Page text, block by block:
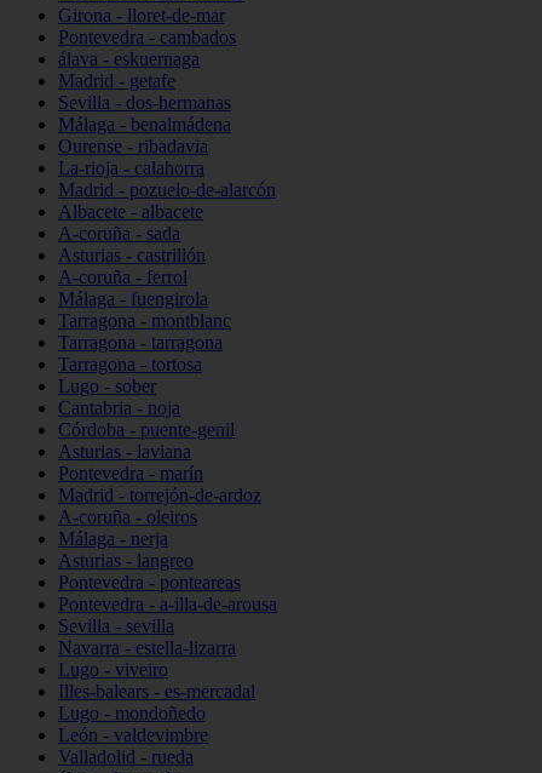
Girona - lloret-de-mar
Pontevedra - cambados
álava - eskuernaga
Madrid - getafe
Sevilla - dos-hermanas
Málaga - benalmádena
Ourense - ribadavia
La-rioja - calahorra
Madrid - pozuelo-de-alarcón
Albacete - albacete
A-coruña - sada
Asturias - castrillón
A-coruña - ferrol
Málaga - fuengirola
Tarragona - montblanc
Tarragona - tarragona
Tarragona - tortosa
Lugo - sober
Cantabria - noja
Córdoba - puente-genil
Asturias - laviana
Pontevedra - marín
Madrid - torrejón-de-ardoz
A-coruña - oleiros
Málaga - nerja
Asturias - langreo
Pontevedra - ponteareas
Pontevedra - a-illa-de-arousa
Sevilla - sevilla
Navarra - estella-lizarra
Lugo - viveiro
Illes-balears - es-mercadal
Lugo - mondoñedo
León - valdevimbre
Valladolid - rueda